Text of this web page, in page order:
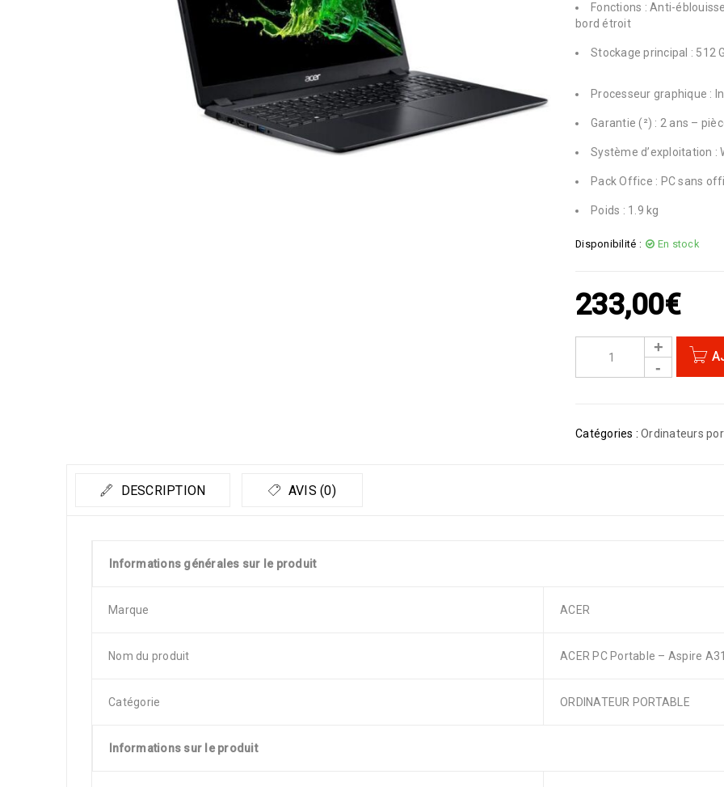
Fonctions : Anti-
bord étroit
Stockage principal : 512
Processeur graphique :
Garantie (²) : 2 ans –
Système d’exploitation :
Pack Office : PC sans
Poids : 1.9 kg
Disponibilité : En stock
233,00€
Catégories : Ordinateurs
DESCRIPTION AVIS (0)
Informations générales sur le produit
Marque ACER
Nom du produit ACER PC Portable – Aspire
Catégorie ORDINATEUR PORTABLE
Informations sur le produit